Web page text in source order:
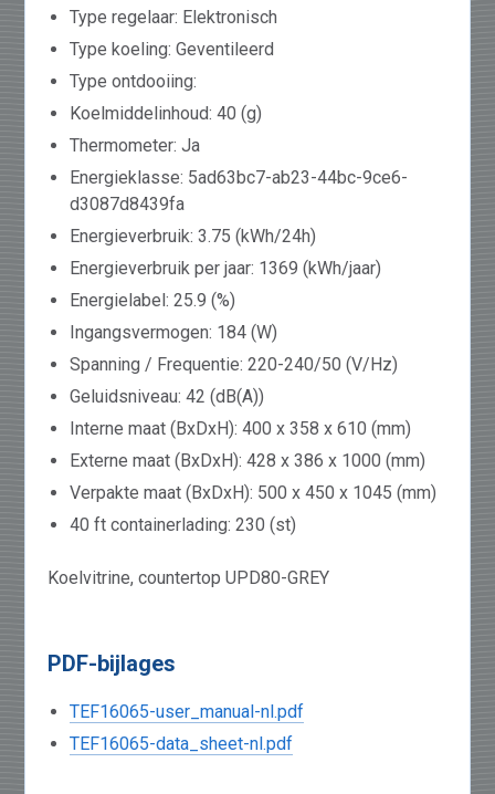
Type regelaar: Elektronisch
Type koeling: Geventileerd
Type ontdooiing:
Koelmiddelinhoud: 40 (g)
Thermometer: Ja
Energieklasse: 5ad63bc7-ab23-44bc-9ce6-
d3087d8439fa
Energieverbruik: 3.75 (kWh/24h)
Energieverbruik per jaar: 1369 (kWh/jaar)
Energielabel: 25.9 (%)
Ingangsvermogen: 184 (W)
Spanning / Frequentie: 220-240/50 (V/Hz)
Geluidsniveau: 42 (dB(A))
Interne maat (BxDxH): 400 x 358 x 610 (mm)
Externe maat (BxDxH): 428 x 386 x 1000 (mm)
Verpakte maat (BxDxH): 500 x 450 x 1045 (mm)
40 ft containerlading: 230 (st)
Koelvitrine, countertop UPD80-GREY
PDF-bijlages
TEF16065-user_manual-nl.pdf
TEF16065-data_sheet-nl.pdf